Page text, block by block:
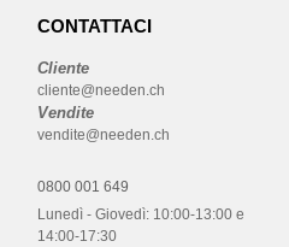
CONTATTACI
Cliente
cliente@needen.ch
Vendite
vendite@needen.ch
0800 001 649
Lunedì - Giovedì: 10:00-13:00 e
14:00-17:30